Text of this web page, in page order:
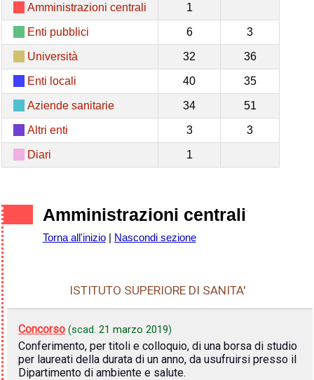
Amministrazioni centrali 1
Enti pubblici 6 3
Università 32 36
Enti locali 40 35
Aziende sanitarie 34 51
Altri enti 3 3
Diari 1
Amministrazioni centrali
Torna all'inizio| Nascondi sezione
ISTITUTO SUPERIORE DI SANITA'
Concorso (scad. 21 marzo 2019)
Conferimento, per titoli e colloquio, di una borsa di studio
per laureati della durata di un anno, da usufruirsi presso il
Dipartimento di ambiente e salute.